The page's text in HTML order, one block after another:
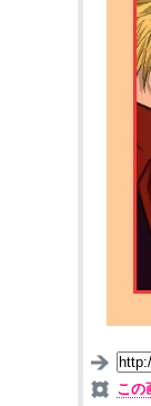
この